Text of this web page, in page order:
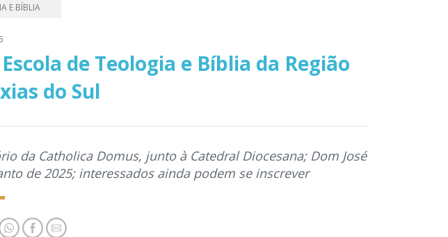
E BÍBLIA
de Teologia e Bíblia da Região
do Sul
da Catholica Domus, junto à Catedral Diocesana; Dom José
de 2025; interessados ainda podem se inscrever